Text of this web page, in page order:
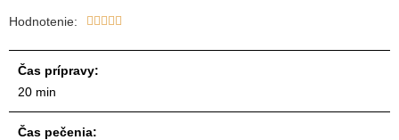
Hodnotenie:     
Čas prípravy:
20 min
Čas pečenia: